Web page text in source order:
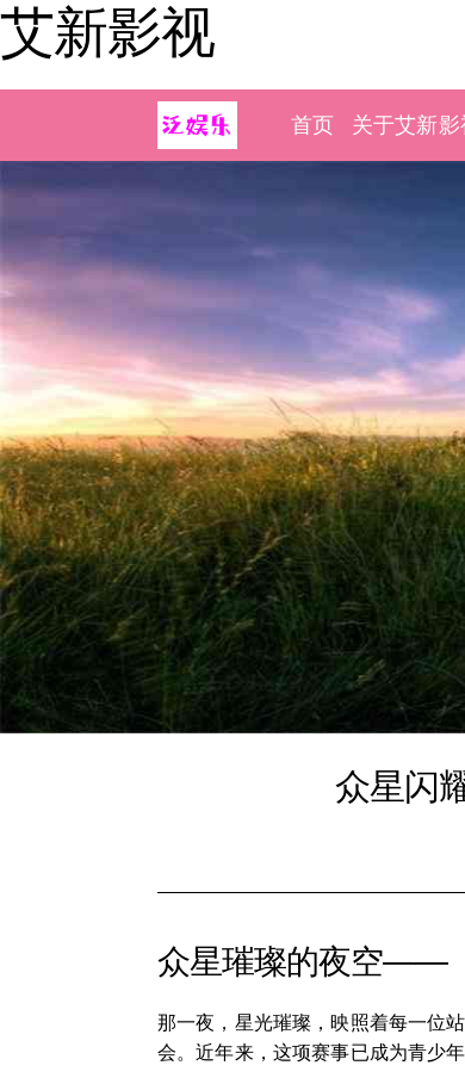
艾新影视
首页 关于艾新影
众星闪
众星璀璨的夜空——
那一夜，星光璀璨，映照着每一位
会。近年来，这项赛事已成为青少